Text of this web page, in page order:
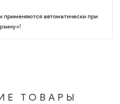
применяются автоматически при
ТОВАРЫ